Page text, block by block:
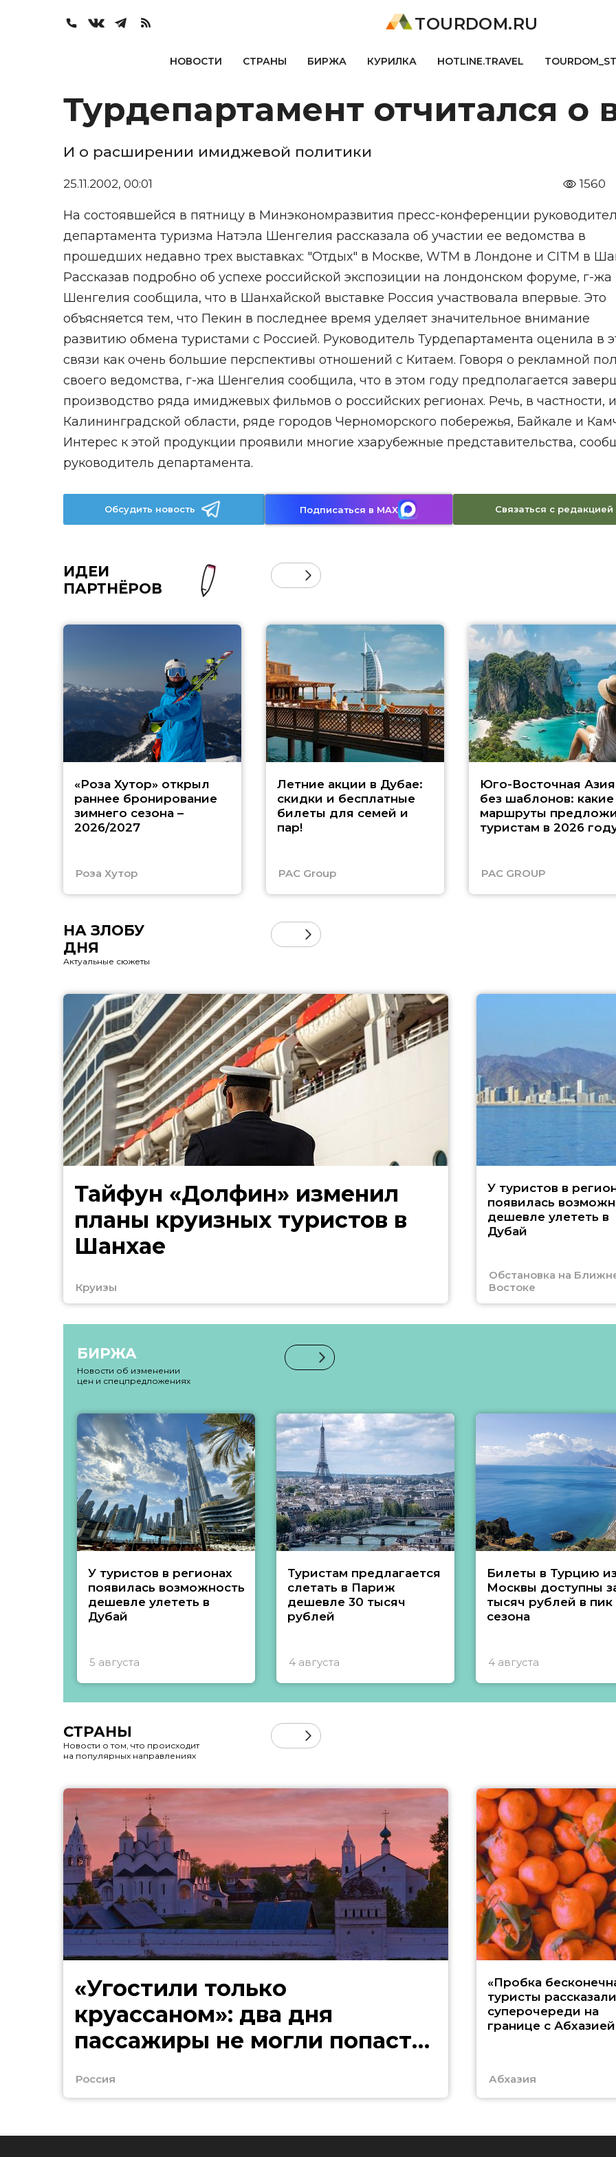
TOURDOM.RU
НОВОСТИ СТРАНЫ БИРЖА КУРИЛКА HOTLINE.TRAVEL
Турдепартамент отчитался о
И о расширении имиджевой политики
25.11.2002, 00:01 1560
На состоявшейся в пятницу в Минэкономразвития пресс-конференции
департамента туризма Натэла Шенгелия рассказала об участии ее ведомства в
прошедших недавно трех выставках: "Отдых" в Москве, WTM в Лондоне и CITM в
Рассказав подробно об успехе российской экспозиции на лондонском форуме, г-жа
Шенгелия сообщила, что в Шанхайской выставке Россия участвовала впервые. Это
объясняется тем, что Пекин в последнее время уделяет значительное внимание
развитию обмена туристами с Россией. Руководитель Турдепартамента оценила в
связи как очень большие перспективы отношений с Китаем. Говоря о рекламной
своего ведомства, г-жа Шенгелия сообщила, что в этом году предполагается
производство ряда имиджевых фильмов о российских регионах. Речь, в частности,
Калининградской области, ряде городов Черноморского побережья, Байкале и
Интерес к этой продукции проявили многие хзарубежные представительства,
руководитель департамента.
Обсудить новость Подписаться в MAX Связаться с редакцией
ИДЕИ
ПАРТНЁРОВ
«Роза Хутор» открыл
раннее бронирование
зимнего сезона –
2026/2027
Роза Хутор
Летние акции в Дубае:
скидки и бесплатные
билеты для семей и
пар!
PAC Group
Юго-Восточная Азия
без шаблонов: какие
маршруты
туристам в 2026
PAC GROUP
НА ЗЛОБУ
ДНЯ
Актуальные сюжеты
Тайфун «Долфин» изменил
планы круизных туристов в
Шанхае
Круизы
У туристов в
появилась
дешевле улететь в
Дубай
Обстановка на
Востоке
БИРЖА
Новости об изменении
цен и спецпредложениях
У туристов в регионах
появилась возможность
дешевле улететь в
Дубай
5 августа
Туристам предлагается
слетать в Париж
дешевле 30 тысяч
рублей
4 августа
Билеты в Турцию из
Москвы доступны
тысяч рублей в пик
сезона
4 августа
СТРАНЫ
Новости о том, что происходит
на популярных направлениях
«Угостили только
круассаном»: два дня
пассажиры не могли попасть
Россия
«Пробка
туристы
суперочереди на
границе с Абхазией
Абхазия